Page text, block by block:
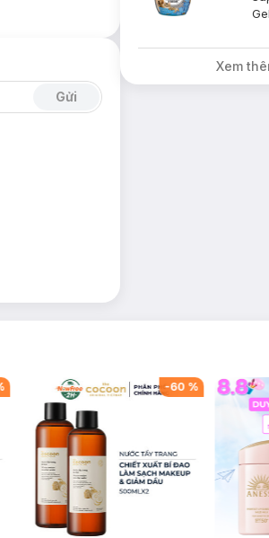
Gửi
Xem
-60 %